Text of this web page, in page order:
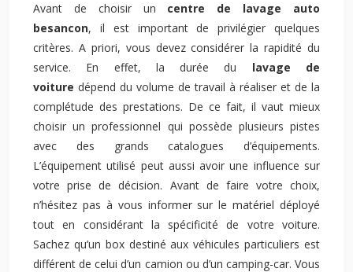
Avant de choisir un centre de lavage auto
besancon, il est important de privilégier quelques
critères. A priori, vous devez considérer la rapidité du
service. En effet, la durée du lavage de
voiture dépend du volume de travail à réaliser et de la
complétude des prestations. De ce fait, il vaut mieux
choisir un professionnel qui possède plusieurs pistes
avec des grands catalogues d’équipements.
L’équipement utilisé peut aussi avoir une influence sur
votre prise de décision. Avant de faire votre choix,
n’hésitez pas à vous informer sur le matériel déployé
tout en considérant la spécificité de votre voiture.
Sachez qu’un box destiné aux véhicules particuliers est
différent de celui d’un camion ou d’un camping-car. Vous